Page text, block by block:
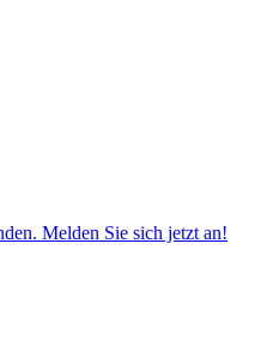
Melden Sie sich jetzt an!